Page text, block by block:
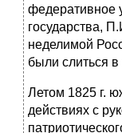
федератив­ное
государства,
неделимой
были слиться
Летом 1825 г.
действиях с